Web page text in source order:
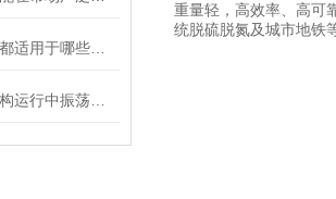
重量轻，高效率、高可
统脱硫脱氮及城市地铁